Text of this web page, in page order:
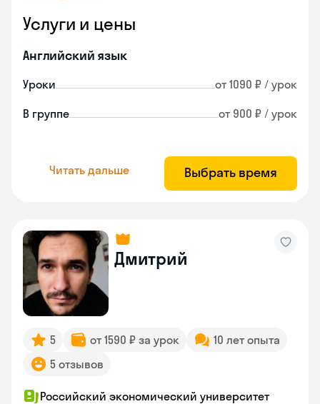
Услуги и цены
Английский язык
Уроки от 1090 ₽ / урок
В группе от 900 ₽ / урок
Читать дальше Выбрать время
Дмитрий
5 от 1590 ₽ за урок
10 лет опыта
5 отзывов
Российский экономический университет